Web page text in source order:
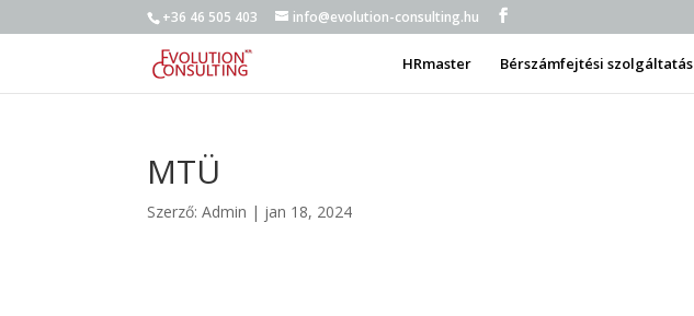
+36 46 505 403 info@evolution-consulting.hu
HRmaster Bérszámfejtési szolgáltatás
MTÜ
Szerző:Admin | jan 18, 2024